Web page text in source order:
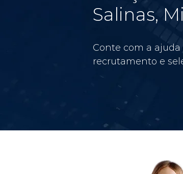
Salinas,
Conte com a
recrutamento e